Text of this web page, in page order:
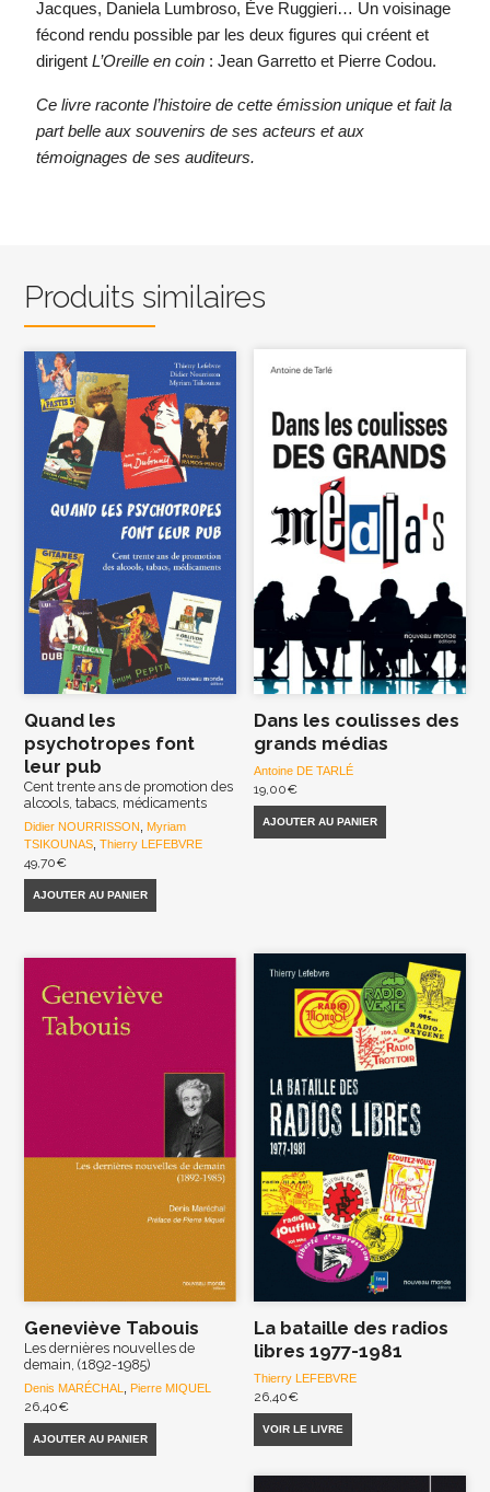
Jacques, Daniela Lumbroso, Ève Ruggieri… Un voisinage
fécond rendu possible par les deux figures qui créent et
dirigent L’Oreille en coin : Jean Garretto et Pierre Codou.
Ce livre raconte l’histoire de cette émission unique et fait la
part belle aux souvenirs de ses acteurs et aux
témoignages de ses auditeurs.
Produits similaires
Quand les
psychotropes font
leur pub
Cent trente ans de promotion des
alcools, tabacs, médicaments
Didier NOURRISSON ,Myriam
TSIKOUNAS ,Thierry LEFEBVRE
49,70€
AJOUTER AU PANIER
Dans les coulisses des
grands médias
Antoine DE TARLÉ
19,00€
AJOUTER AU PANIER
Geneviève Tabouis
Les dernières nouvelles de
demain, (1892-1985)
Denis MARÉCHAL, Pierre MIQUEL
26,40€
AJOUTER AU PANIER
La bataille des radios
libres 1977-1981
Thierry LEFEBVRE
26,40€
VOIR LE LIVRE